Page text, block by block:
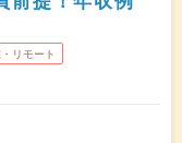
リモート